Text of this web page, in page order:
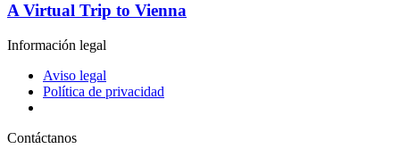
A Virtual Trip to Vienna
Información legal
Aviso legal
Política de privacidad
Contáctanos